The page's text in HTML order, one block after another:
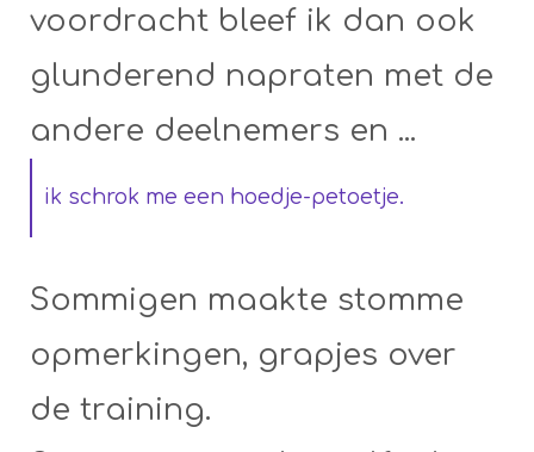
voordracht bleef ik dan ook
glunderend napraten met de
andere deelnemers en ...
ik schrok me een hoedje-petoetje.
Sommigen maakte stomme
opmerkingen, grapjes over
de training.